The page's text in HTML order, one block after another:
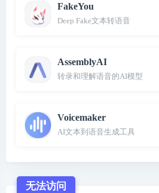
FakeYou
Deep Fake文本转语音
AssemblyAI
转录和理解语音的AI模型
Voicemaker
AI文本到语音生成工具
无法访问